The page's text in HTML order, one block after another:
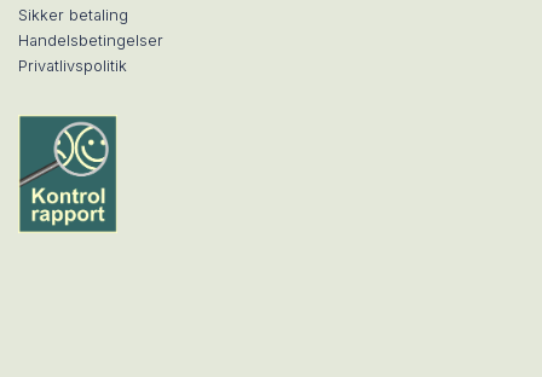
Sikker betaling
Handelsbetingelser
Privatlivspolitik